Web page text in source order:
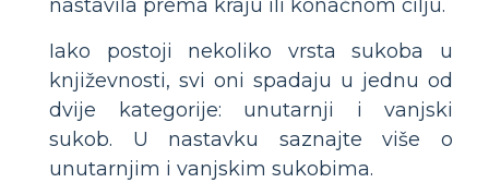
nastavila prema kraju ili konačnom cilju.
Iako postoji nekoliko vrsta sukoba u
književnosti, svi oni spadaju u jednu od
dvije kategorije: unutarnji i vanjski
sukob. U nastavku saznajte više o
unutarnjim i vanjskim sukobima.